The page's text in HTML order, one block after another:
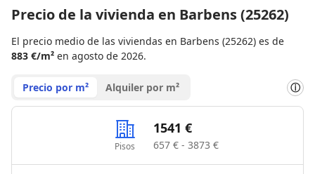
Precio de la vivienda en Barbens (25262)
El precio medio de las viviendas en Barbens (25262) es de
883 €/m² en agosto de 2026.
Precio por m² Alquiler por m² ⓘ
Pisos
1541 €
657 € - 3873 €